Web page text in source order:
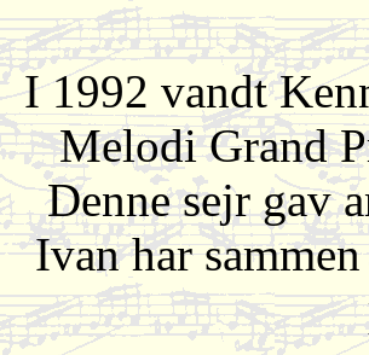
I 1992 vandt
Melodi Grand
Denne sejr gav
Ivan har